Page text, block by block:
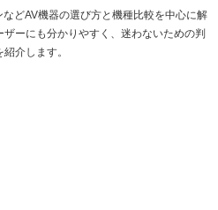
どAV機器の選び方と機種比較を中心に解
ーにも分かりやすく、迷わないための判
紹介します。